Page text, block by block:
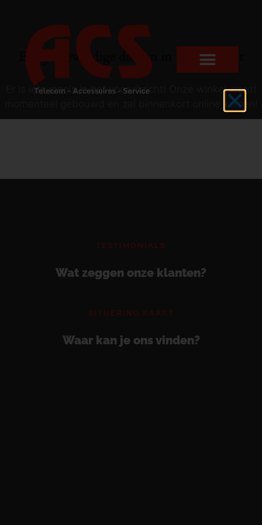
Er zijn geweldige dingen in het verschiet
Er is iets moois in het vooruitzicht! Onze winkel wordt
momenteel gebouwd en zal binnenkort online komen!
TESTIMONIALS
Wat zeggen onze klanten?
SITUERING KAART
Waar kan je ons vinden?